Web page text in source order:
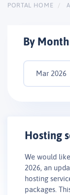
PORTAL HOME
By Month
Hosting
We would
2026, an
hosting
packages.